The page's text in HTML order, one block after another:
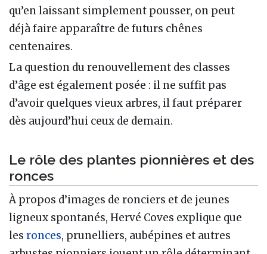
qu’en laissant simplement pousser, on peut
déjà faire apparaître de futurs chênes
centenaires.
La question du renouvellement des classes
d’âge est également posée : il ne suffit pas
d’avoir quelques vieux arbres, il faut préparer
dès aujourd’hui ceux de demain.
Le rôle des plantes pionnières et des
ronces
À propos d’images de ronciers et de jeunes
ligneux spontanés, Hervé Coves explique que
les ronces, prunelliers, aubépines et autres